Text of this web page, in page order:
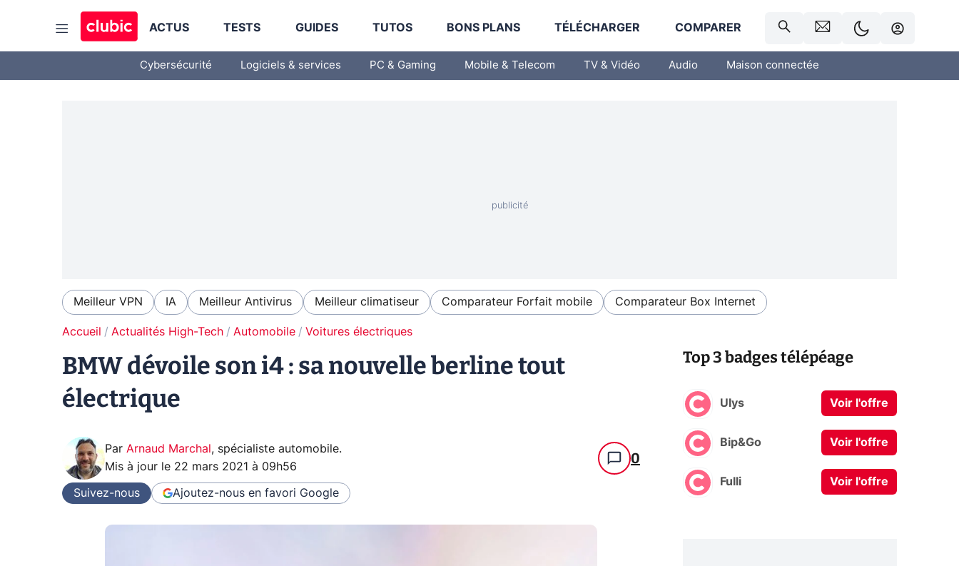
ACTUS TESTS GUIDES TUTOS BONS PLANS TÉLÉCHARGER COMPARER
Cybersécurité Logiciels & services PC & Gaming Mobile & Telecom TV & Vidéo Audio Maison connectée
Meilleur VPN IA Meilleur Antivirus Meilleur climatiseur Comparateur Forfait mobile Comparateur Box Internet
Accueil Actualités High-Tech Automobile Voitures électriques
BMW dévoile son i4 : sa nouvelle berline tout
électrique
Par Arnaud Marchal , spécialiste automobile.
Mis à jour le 22 mars 2021 à 09h56 0
Suivez-nous Ajoutez-nous en favori Google
Top 3 badges télépéage
Ulys Voir l'offre
Bip&Go Voir l'offre
Fulli Voir l'offre